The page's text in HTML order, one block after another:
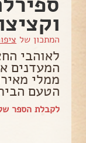
המתכון של
לאוהבי
המעדנים
ממלי
הטעם
לקבלת הספר